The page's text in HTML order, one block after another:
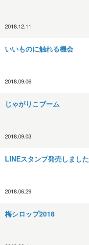
2018.12.11
いいものに触れる機会
2018.09.06
じゃがりこブーム
2018.09.03
LINEスタンプ発売しました
2018.06.29
梅シロップ2018